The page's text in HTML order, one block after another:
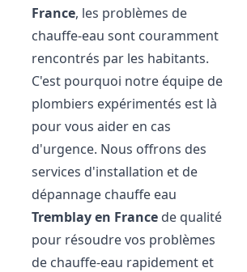
France, les problèmes de
chauffe-eau sont couramment
rencontrés par les habitants.
C'est pourquoi notre équipe de
plombiers expérimentés est là
pour vous aider en cas
d'urgence. Nous offrons des
services d'installation et de
dépannage chauffe eau
Tremblay en France de qualité
pour résoudre vos problèmes
de chauffe-eau rapidement et